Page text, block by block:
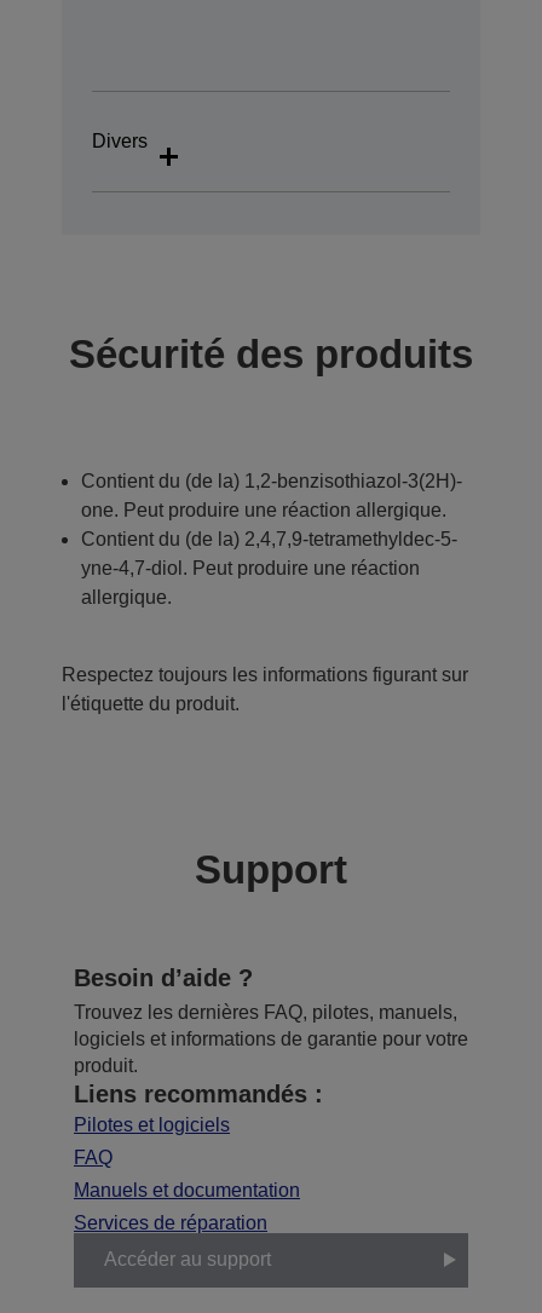
Divers
Sécurité des produits
Contient du (de la) 1,2-benzisothiazol-3(2H)-
one. Peut produire une réaction allergique.
Contient du (de la) 2,4,7,9-tetramethyldec-5-
yne-4,7-diol. Peut produire une réaction
allergique.
Respectez toujours les informations figurant sur
l'étiquette du produit.
Support
Besoin d’aide ?
Trouvez les dernières FAQ, pilotes, manuels,
logiciels et informations de garantie pour votre
produit.
Liens recommandés :
Pilotes et logiciels
FAQ
Manuels et documentation
Services de réparation
Accéder au support